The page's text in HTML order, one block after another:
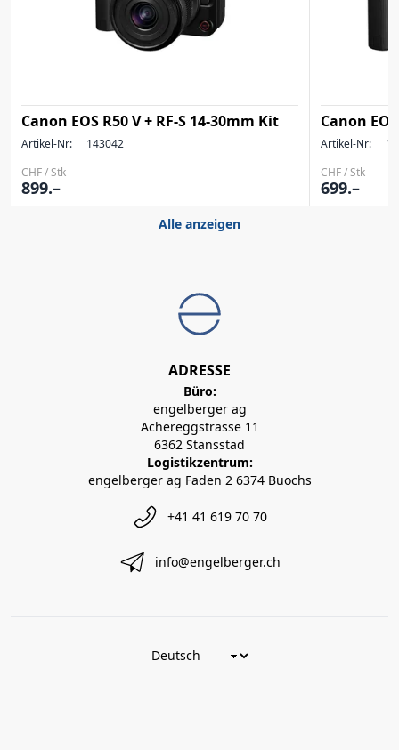
Canon EOS R50 V + RF-S 14-30mm Kit
Artikel-Nr:
143042
CHF / Stk
899.–
Canon
Artikel-Nr:
CHF / Stk
699.–
Alle anzeigen
ADRESSE
Büro:
engelberger ag
Achereggstrasse 11
6362 Stansstad
Logistikzentrum:
engelberger ag Faden 2 6374 Buochs
+41 41 619 70 70
info@engelberger.ch